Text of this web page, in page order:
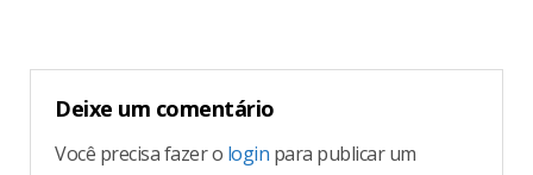
Deixe um comentário
Você precisa fazer o login para publicar um